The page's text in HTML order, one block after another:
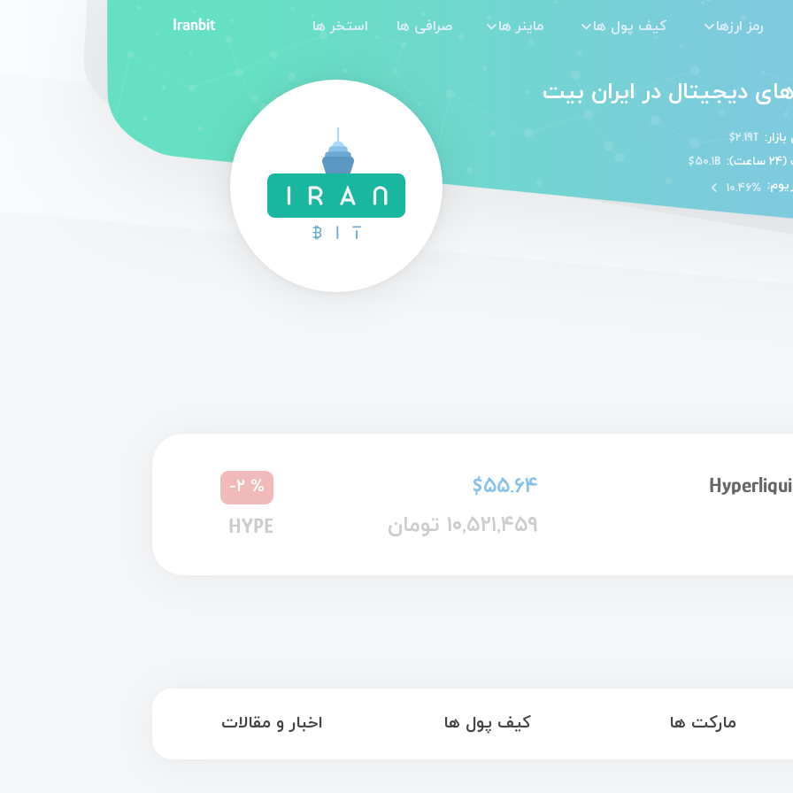
رمز ارزها کیف پول ها ماینر ها صرافی ها استخر ها Iranbit
دیجیتال در ایران بیت
$۲.۱۹T
$۵۰.۱B
۱۰.۴۶% navigate_before
$۵۵.۶۴
۱۰,۵۲۱,۴۵۹ تومان
-۲ %
HYPE
مارکت ها کیف پول ها اخبار و مقالات